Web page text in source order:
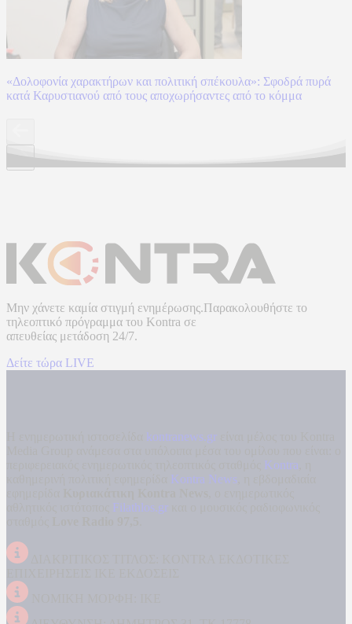
«Δολοφονία χαρακτήρων και πολιτική σπέκουλα»: Σφοδρά πυρά
κατά Καρυστιανού από τους αποχωρήσαντες από το κόμμα
Μην χάνετε καμία στιγμή ενημέρωσης.Παρακολουθήστε το
τηλεοπτικό πρόγραμμα του Kontra σε
απευθείας μετάδοση 24/7.
Δείτε τώρα LIVE
kontranews.gr
Kontra
Kontra News
Filathlos.gr